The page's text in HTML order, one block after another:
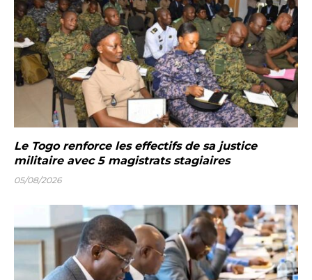
Le Togo renforce les effectifs de sa justice
militaire avec 5 magistrats stagiaires
05/08/2026